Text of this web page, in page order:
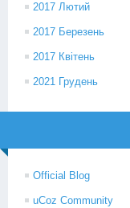
2017 Лютий
2017 Березень
2017 Квітень
2021 Грудень
Official Blog
uCoz Community